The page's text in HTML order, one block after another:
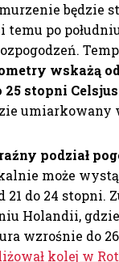
będzie
temu po
wskażą
stopni
umiarkowany
podział
może
do 24 stopni.
Holandii,
wzrośnie do
kolej w